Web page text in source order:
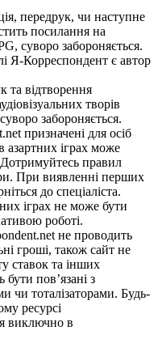
передрук, чи наступне
посилання на
суворо забороняється.
Я-Корреспондент є автор
та відтворення
творів
забороняється.
призначені для осіб
азартних іграх може
Дотримуйтесь правил
При виявленні перших
до спеціаліста.
іграх не може бути
роботі.
не проводить
гроші, також сайт не
ставок та інших
бути пов’язані з
чи тоталізаторами. Будь-
ресурсі
виключно в